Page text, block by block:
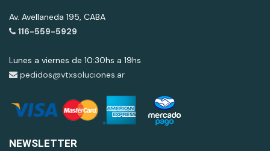
Av. Avellaneda 195, CABA
116-559-5929
Lunes a viernes de 10:30hs a 19hs
pedidos@vtxsoluciones.ar
NEWSLETTER